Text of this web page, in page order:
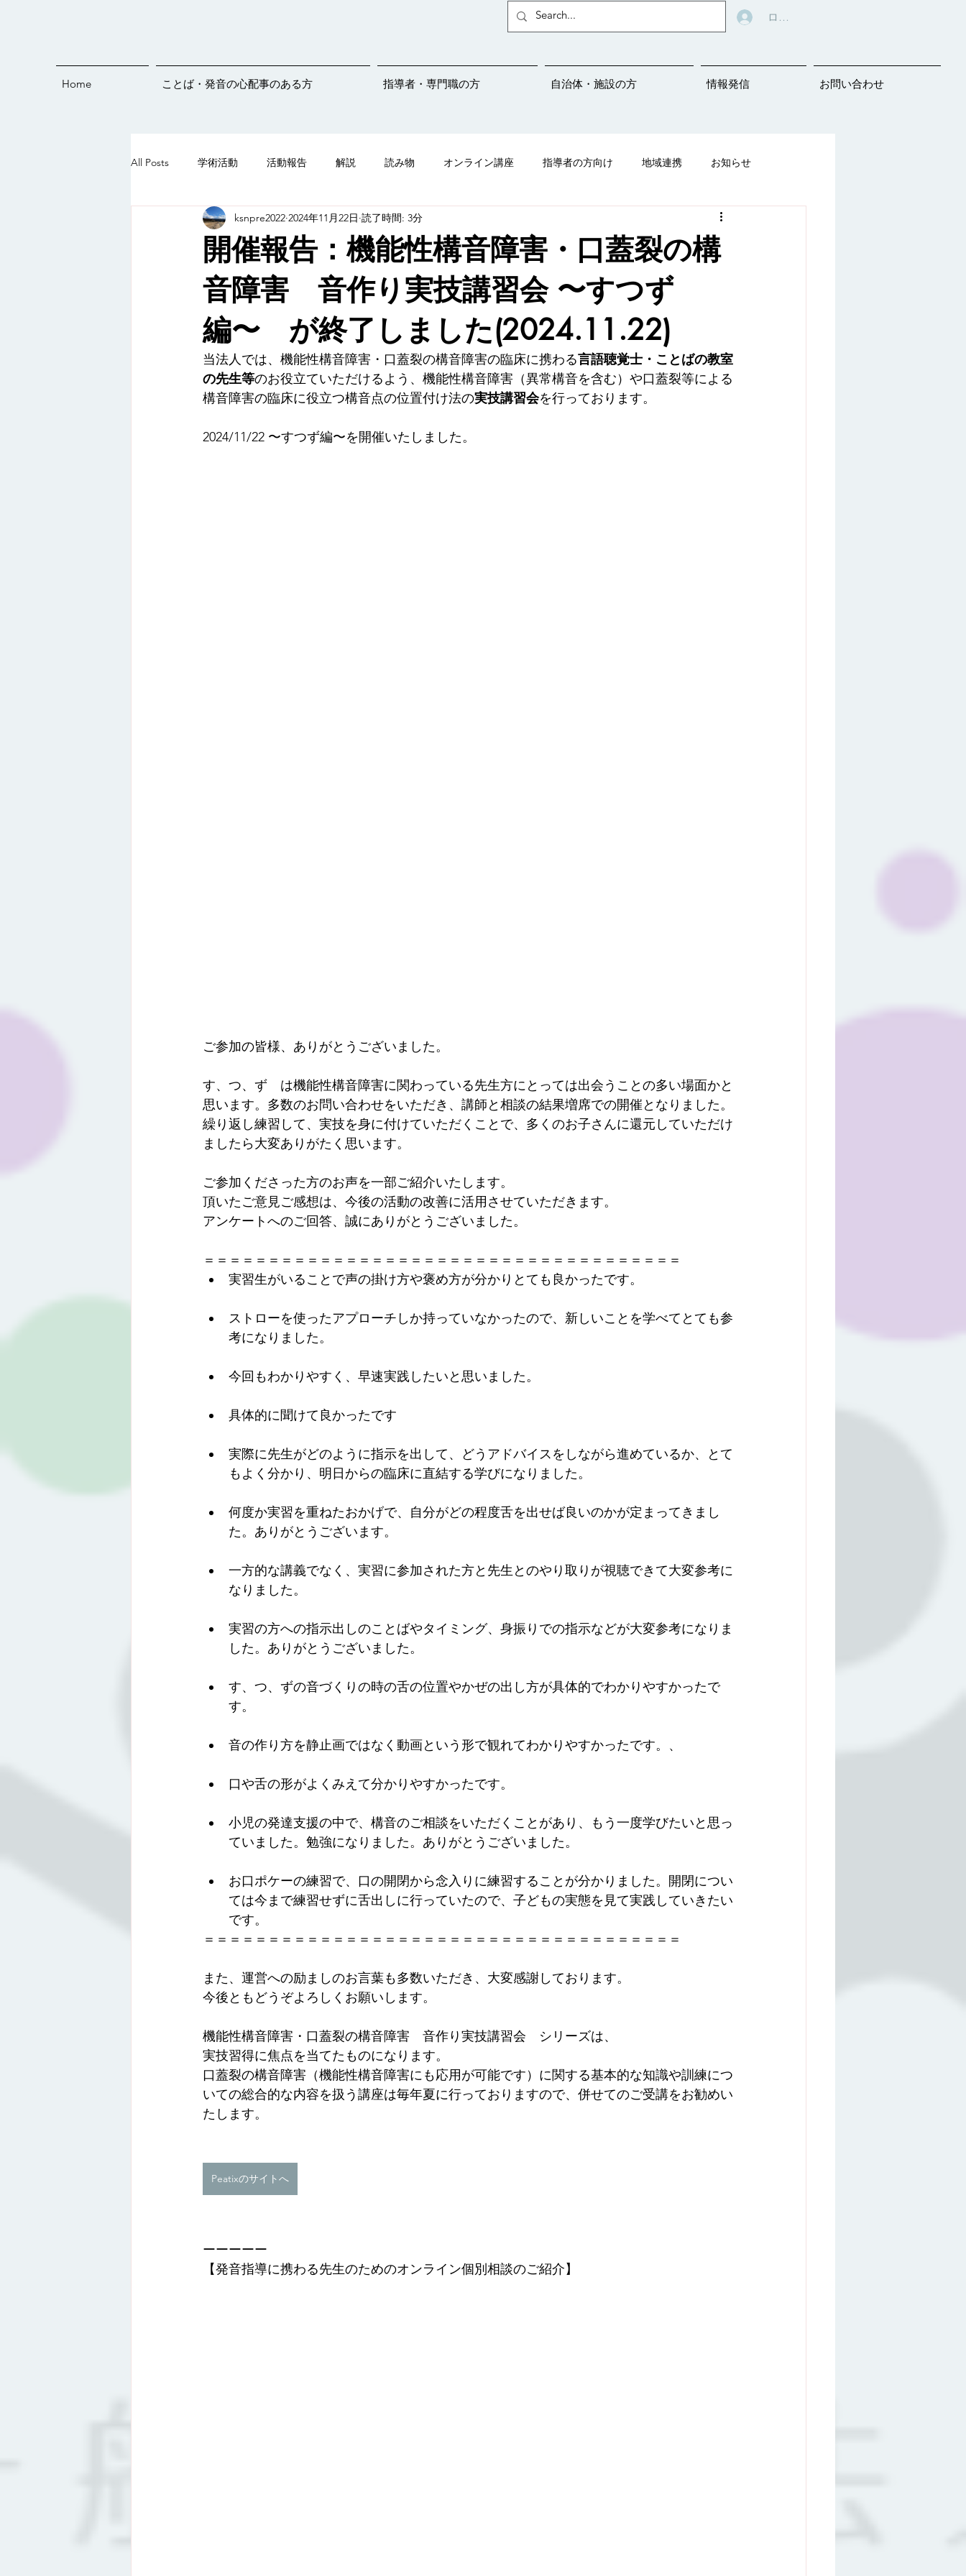
ログイン
Home ことば・発音の心配事のある方 指導者・専門職の方 自治体・施設の方 情報発信 お問い合わせ
All Posts 学術活動 活動報告 解説 読み物 オンライン講座 指導者の方向け 地域連携 お知らせ
オンラインイベント ことばサポートネットの紹介
ことばすくすくライブ♪ 5歳児さんプロジェクト 学校連携 保育園 ことばの教材シェアリング
オンライン講座 録画配信 医療 リハビリ 言語発達 発達障害 個別相談 オンライン相談
開催報告：機能性構音障害・口蓋裂の構
音障害 音作り実技講習会 〜すつず
編〜 が終了しました(2024.11.22)
ksnpre2022 2024年11月22日 読了時間: 3分
当法人では、機能性構音障害・口蓋裂の構音障害の臨床に携わる言語聴覚士・ことばの教室
の先生等のお役立ていただけるよう、機能性構音障害（異常構音を含む）や口蓋裂等による
構音障害の臨床に役立つ構音点の位置付け法の実技講習会を行っております。
2024/11/22 〜すつず編〜を開催いたしました。
ご参加の皆様、ありがとうございました。
す、つ、ず　は機能性構音障害に関わっている先生方にとっては出会うことの多い場面かと
思います。多数のお問い合わせをいただき、講師と相談の結果増席での開催となりました。
繰り返し練習して、実技を身に付けていただくことで、多くのお子さんに還元していただけ
ましたら大変ありがたく思います。
ご参加くださった方のお声を一部ご紹介いたします。
頂いたご意見ご感想は、今後の活動の改善に活用させていただきます。
アンケートへのご回答、誠にありがとうございました。
＝＝＝＝＝＝＝＝＝＝＝＝＝＝＝＝＝＝＝＝＝＝＝＝＝＝＝＝＝＝＝＝＝＝＝＝＝
実習生がいることで声の掛け方や褒め方が分かりとても良かったです。
ストローを使ったアプローチしか持っていなかったので、新しいことを学べてとても参
考になりました。
今回もわかりやすく、早速実践したいと思いました。
具体的に聞けて良かったです
実際に先生がどのように指示を出して、どうアドバイスをしながら進めているか、とて
もよく分かり、明日からの臨床に直結する学びになりました。
何度か実習を重ねたおかげで、自分がどの程度舌を出せば良いのかが定まってきまし
た。ありがとうございます。
一方的な講義でなく、実習に参加された方と先生とのやり取りが視聴できて大変参考に
なりました。
実習の方への指示出しのことばやタイミング、身振りでの指示などが大変参考になりま
した。ありがとうございました。
す、つ、ずの音づくりの時の舌の位置やかぜの出し方が具体的でわかりやすかったで
す。
音の作り方を静止画ではなく動画という形で観れてわかりやすかったです。、
口や舌の形がよくみえて分かりやすかったです。
小児の発達支援の中で、構音のご相談をいただくことがあり、もう一度学びたいと思っ
ていました。勉強になりました。ありがとうございました。
お口ポケーの練習で、口の開閉から念入りに練習することが分かりました。開閉につい
ては今まで練習せずに舌出しに行っていたので、子どもの実態を見て実践していきたい
です。
＝＝＝＝＝＝＝＝＝＝＝＝＝＝＝＝＝＝＝＝＝＝＝＝＝＝＝＝＝＝＝＝＝＝＝＝＝
また、運営への励ましのお言葉も多数いただき、大変感謝しております。
今後ともどうぞよろしくお願いします。
機能性構音障害・口蓋裂の構音障害　音作り実技講習会　シリーズは、
実技習得に焦点を当てたものになります。
口蓋裂の構音障害（機能性構音障害にも応用が可能です）に関する基本的な知識や訓練につ
いての総合的な内容を扱う講座は毎年夏に行っておりますので、併せてのご受講をお勧めい
たします。
Peatixのサイトへ
ーーーーー
【発音指導に携わる先生のためのオンライン個別相談のご紹介】